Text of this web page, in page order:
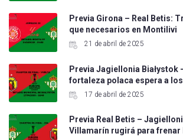
Previa Girona – Real Betis:
que necesarios en Montilivi
21 de abril de 2025
Previa Jagiellonia Białystok
fortaleza polaca espera a
17 de abril de 2025
Previa Real Betis –
Villamarín rugirá para frenar